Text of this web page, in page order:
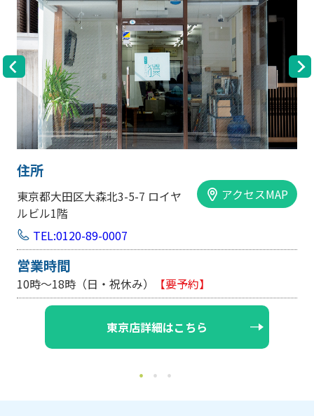
住所
大阪市中央区内平野町1-1-5 西大
手前ビル103号
アクセスMAP
TEL:0120-89-0007
営業時間
10時～18時（日・祝休み/土曜は不定休）
大阪店詳細はこちら